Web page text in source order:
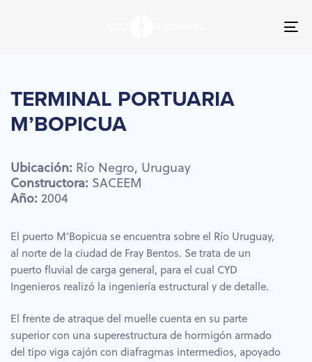
content
TERMINAL PORTUARIA
M’BOPICUA
Ubicación: Río Negro, Uruguay
Constructora: SACEEM
Año: 2004
El puerto M’Bopicua se encuentra sobre el Río Uruguay,
al norte de la ciudad de Fray Bentos. Se trata de un
puerto fluvial de carga general, para el cual CYD
Ingenieros realizó la ingeniería estructural y de detalle.
El frente de atraque del muelle cuenta en su parte
superior con una superestructura de hormigón armado
del tipo viga cajón con diafragmas intermedios, apoyado